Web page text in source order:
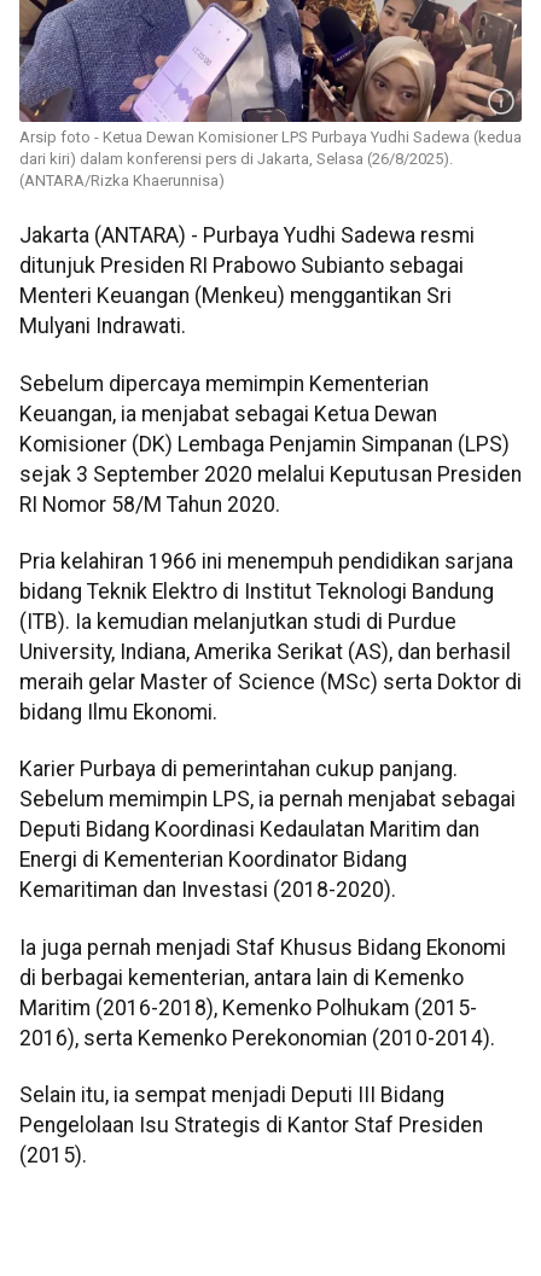
Arsip foto - Ketua Dewan Komisioner LPS Purbaya Yudhi Sadewa (kedua
dari kiri) dalam konferensi pers di Jakarta, Selasa (26/8/2025).
(ANTARA/Rizka Khaerunnisa)
Jakarta (ANTARA) - Purbaya Yudhi Sadewa resmi
ditunjuk Presiden RI Prabowo Subianto sebagai
Menteri Keuangan (Menkeu) menggantikan Sri
Mulyani Indrawati.
Sebelum dipercaya memimpin Kementerian
Keuangan, ia menjabat sebagai Ketua Dewan
Komisioner (DK) Lembaga Penjamin Simpanan (LPS)
sejak 3 September 2020 melalui Keputusan Presiden
RI Nomor 58/M Tahun 2020.
Pria kelahiran 1966 ini menempuh pendidikan sarjana
bidang Teknik Elektro di Institut Teknologi Bandung
(ITB). Ia kemudian melanjutkan studi di Purdue
University, Indiana, Amerika Serikat (AS), dan berhasil
meraih gelar Master of Science (MSc) serta Doktor di
bidang Ilmu Ekonomi.
Karier Purbaya di pemerintahan cukup panjang.
Sebelum memimpin LPS, ia pernah menjabat sebagai
Deputi Bidang Koordinasi Kedaulatan Maritim dan
Energi di Kementerian Koordinator Bidang
Kemaritiman dan Investasi (2018-2020).
Ia juga pernah menjadi Staf Khusus Bidang Ekonomi
di berbagai kementerian, antara lain di Kemenko
Maritim (2016-2018), Kemenko Polhukam (2015-
2016), serta Kemenko Perekonomian (2010-2014).
Selain itu, ia sempat menjadi Deputi III Bidang
Pengelolaan Isu Strategis di Kantor Staf Presiden
(2015).